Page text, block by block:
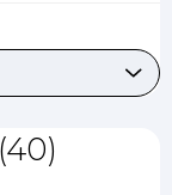
(40)